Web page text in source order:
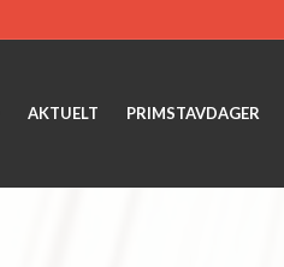
AKTUELT PRIMSTAVDAGER